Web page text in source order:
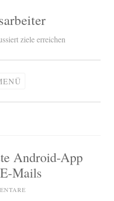
ziele erreichen
Android-App
Mails